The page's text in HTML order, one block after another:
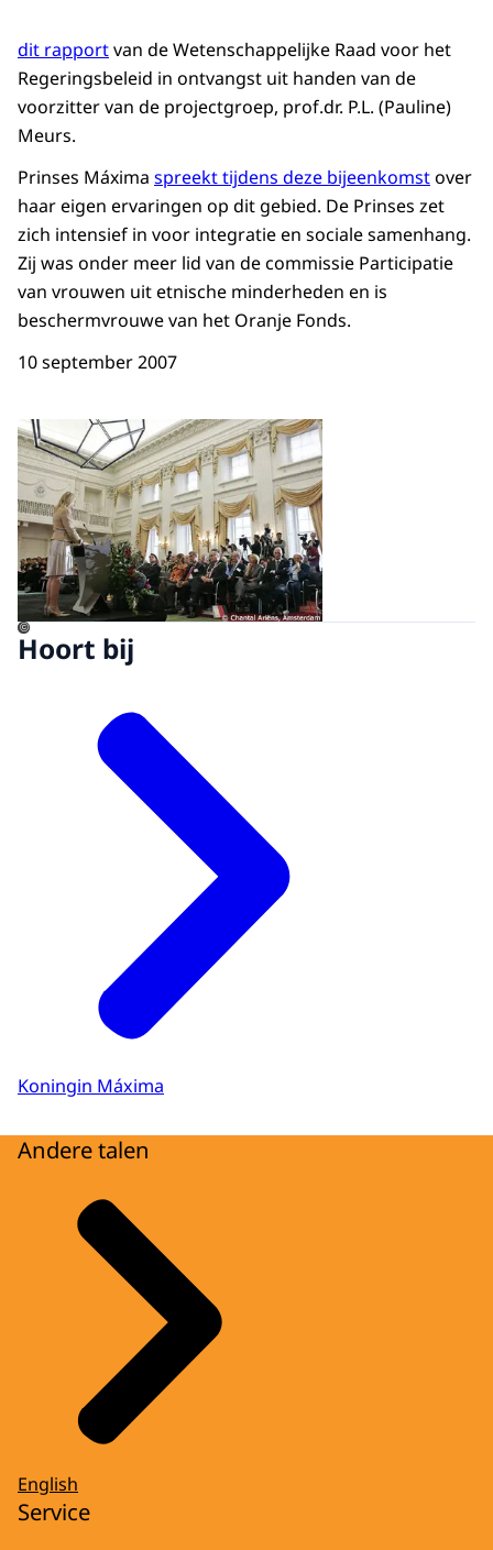
dit rapportvan de Wetenschappelijke Raad voor het
Regeringsbeleid in ontvangst uit handen van de
voorzitter van de projectgroep, prof.dr. P.L. (Pauline)
Meurs.
Prinses Máxima spreekt tijdens deze bijeenkomstover
haar eigen ervaringen op dit gebied. De Prinses zet
zich intensief in voor integratie en sociale samenhang.
Zij was onder meer lid van de commissie Participatie
van vrouwen uit etnische minderheden en is
beschermvrouwe van het Oranje Fonds.
10 september 2007
Open de galerij in vergrote
©
Hoort bij
Koningin Máxima
Andere talen
English
Service